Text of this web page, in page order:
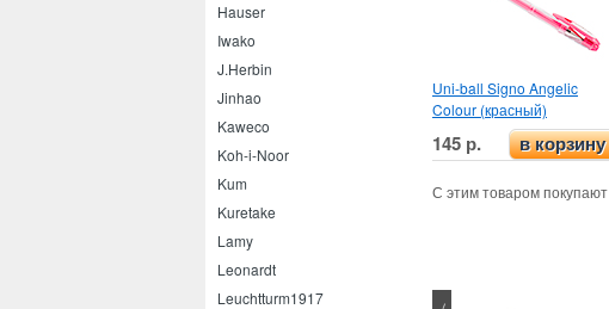
Hauser
Iwako
J.Herbin
Jinhao
Kaweco
Koh-i-Noor
Kum
Kuretake
Lamy
Leonardt
Leuchtturm1917
Uni-ball Signo Angelic
Colour (красный)
145 р. в корзину
С этим товаром покупают